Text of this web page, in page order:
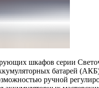
шкафов серии
батарей
ручной